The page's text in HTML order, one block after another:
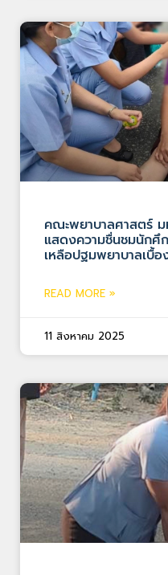
คณะพยาบาลศาสตร์
แสดงความชื่นชมนักศึ
เหลือปฐมพยาบาลเบื้
READ MORE »
11 สิงหาคม 2025